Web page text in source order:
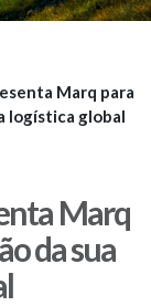
Marq para
logística global
Marq
da sua